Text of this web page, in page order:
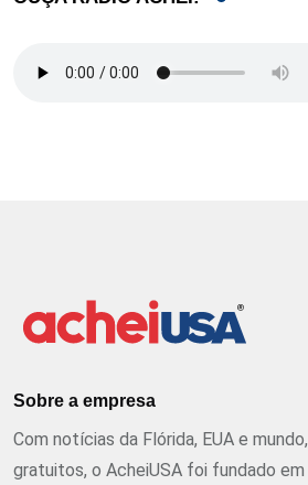
Sobre a empresa
Com notícias da Flórida, EUA e
gratuitos, o AcheiUSA foi fundado